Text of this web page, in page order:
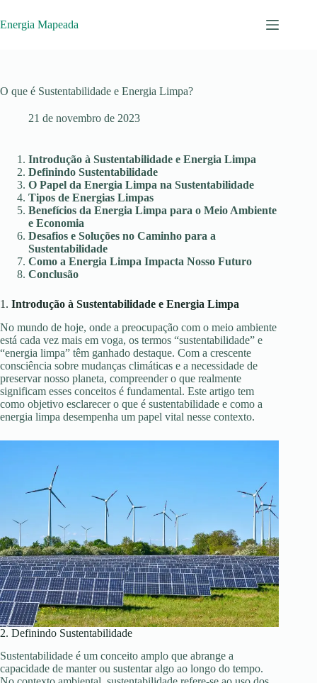
para
o
Energia Mapeada
O que é Sustentabilidade e Energia Limpa?
21 de novembro de 2023
Introdução à Sustentabilidade e Energia Limpa
Definindo Sustentabilidade
O Papel da Energia Limpa na Sustentabilidade
Tipos de Energias Limpas
Benefícios da Energia Limpa para o Meio Ambiente
e Economia
Desafios e Soluções no Caminho para a
Sustentabilidade
Como a Energia Limpa Impacta Nosso Futuro
Conclusão
1. Introdução à Sustentabilidade e Energia Limpa
No mundo de hoje, onde a preocupação com o meio ambiente
está cada vez mais em voga, os termos “sustentabilidade” e
“energia limpa” têm ganhado destaque. Com a crescente
consciência sobre mudanças climáticas e a necessidade de
preservar nosso planeta, compreender o que realmente
significam esses conceitos é fundamental. Este artigo tem
como objetivo esclarecer o que é sustentabilidade e como a
energia limpa desempenha um papel vital nesse contexto.
2. Definindo Sustentabilidade
Sustentabilidade é um conceito amplo que abrange a
capacidade de manter ou sustentar algo ao longo do tempo.